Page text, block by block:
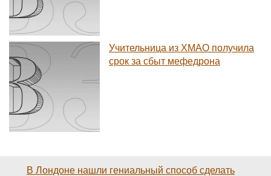
Учительница из ХМАО получила
срок за сбыт мефедрона
В Лондоне нашли гениальный способ сделать